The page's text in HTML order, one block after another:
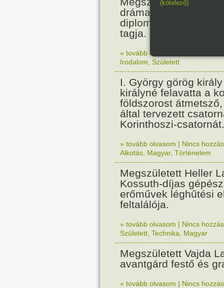
drámaíró, költő,
diplomata, a Francia
tagja.
» tovább olvasom
Irodalom Született
I. György görög
királyné felavatta a
földszorost
által tervezett
Korinthoszi-csatornát.
» tovább olvasom | Nincs
Alkotás Magyar, Történelem
Megszületett Heller
Kossuth-díjas
erőművek léghűtési
feltalálója.
» tovább olvasom | Nincs
Született Technika Magyar
Megszületett Vajda
avantgárd festő és
» tovább olvasom | Nincs
(kötelező)